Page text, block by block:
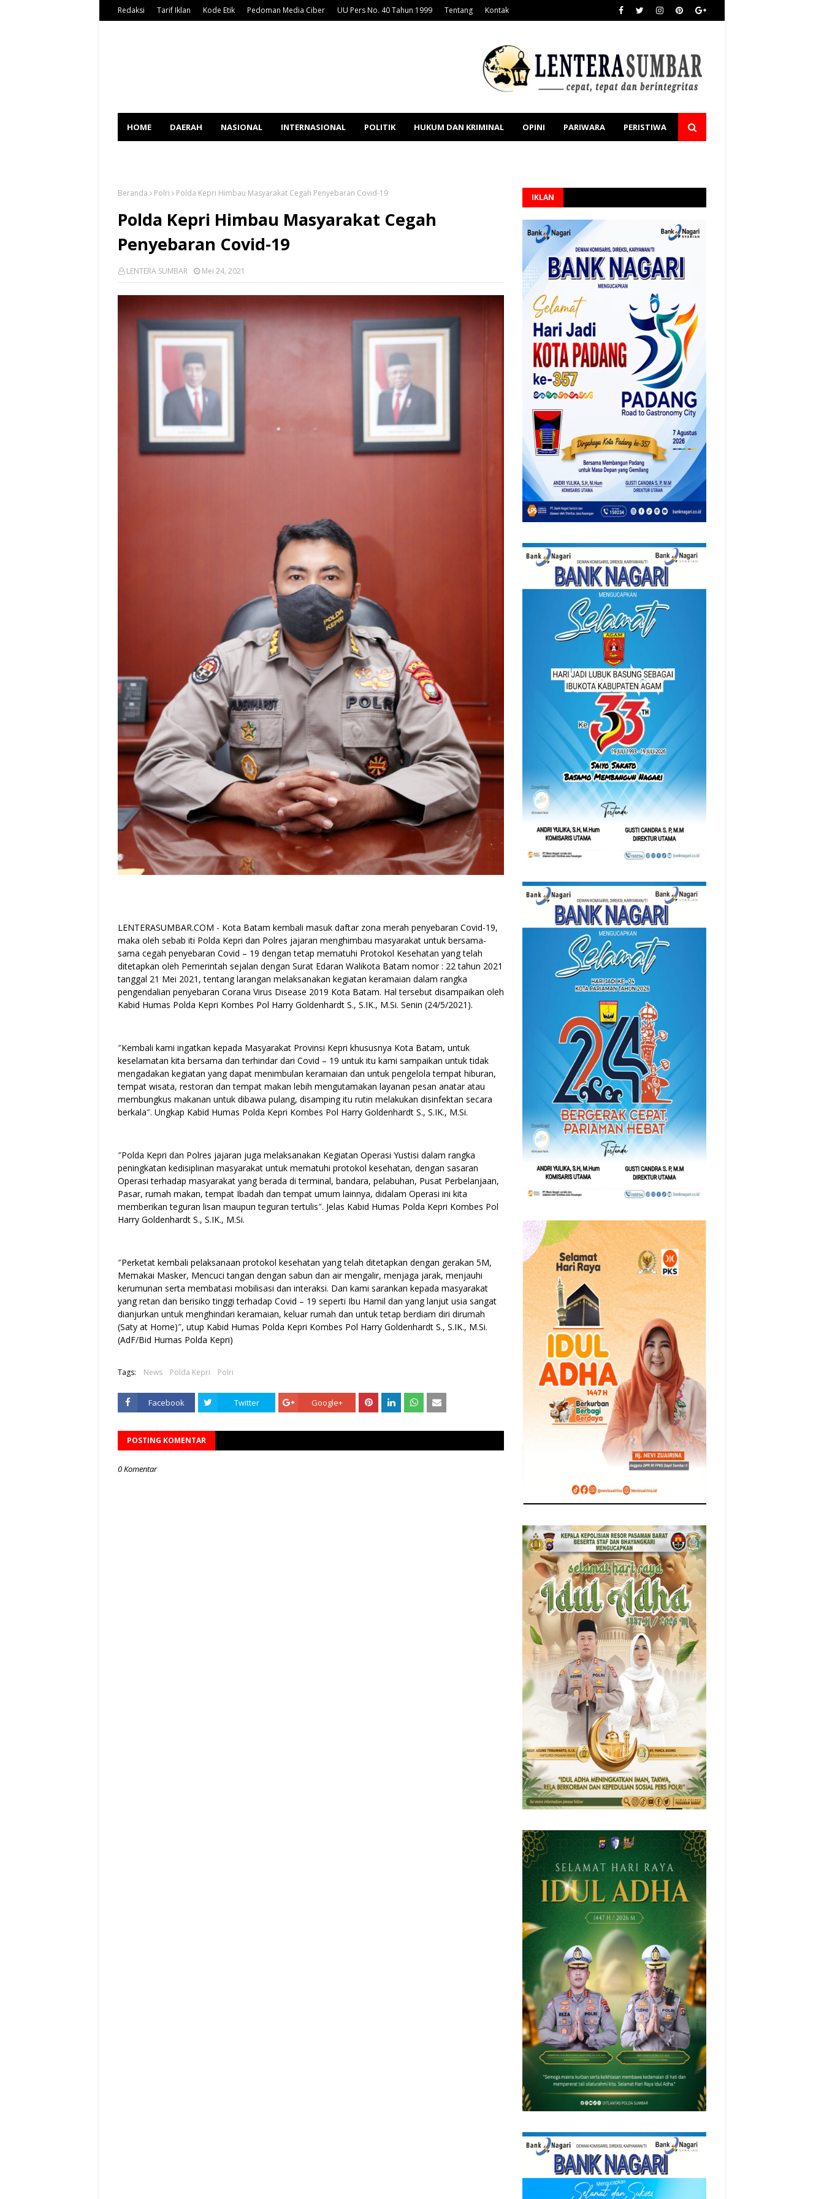
Redaksi Tarif Iklan Kode Etik Pedoman Media Ciber UU Pers No. 40 Tahun 1999 Tentang Kontak
HOME DAERAH NASIONAL INTERNASIONAL POLITIK HUKUM DAN KRIMINAL OPINI PARIWARA PERISTIWA
Beranda Polri Polda Kepri Himbau Masyarakat Cegah Penyebaran Covid-19
Polda Kepri Himbau Masyarakat Cegah
Penyebaran Covid-19
LENTERA SUMBAR Mei 24, 2021
LENTERASUMBAR.COM - Kota Batam kembali masuk daftar zona merah penyebaran Covid-19,
maka oleh sebab iti Polda Kepri dan Polres jajaran menghimbau masyarakat untuk bersama-
sama cegah penyebaran Covid – 19 dengan tetap mematuhi Protokol Kesehatan yang telah
ditetapkan oleh Pemerintah sejalan dengan Surat Edaran Walikota Batam nomor : 22 tahun 2021
tanggal 21 Mei 2021, tentang larangan melaksanakan kegiatan keramaian dalam rangka
pengendalian penyebaran Corana Virus Disease 2019 Kota Batam. Hal tersebut disampaikan oleh
Kabid Humas Polda Kepri Kombes Pol Harry Goldenhardt S., S.IK., M.Si. Senin (24/5/2021).
″Kembali kami ingatkan kepada Masyarakat Provinsi Kepri khususnya Kota Batam, untuk
keselamatan kita bersama dan terhindar dari Covid – 19 untuk itu kami sampaikan untuk tidak
mengadakan kegiatan yang dapat menimbulan keramaian dan untuk pengelola tempat hiburan,
tempat wisata, restoran dan tempat makan lebih mengutamakan layanan pesan anatar atau
membungkus makanan untuk dibawa pulang, disamping itu rutin melakukan disinfektan secara
berkala″. Ungkap Kabid Humas Polda Kepri Kombes Pol Harry Goldenhardt S., S.IK., M.Si.
″Polda Kepri dan Polres jajaran juga melaksanakan Kegiatan Operasi Yustisi dalam rangka
peningkatan kedisiplinan masyarakat untuk mematuhi protokol kesehatan, dengan sasaran
Operasi terhadap masyarakat yang berada di terminal, bandara, pelabuhan, Pusat Perbelanjaan,
Pasar, rumah makan, tempat Ibadah dan tempat umum lainnya, didalam Operasi ini kita
memberikan teguran lisan maupun teguran tertulis″. Jelas Kabid Humas Polda Kepri Kombes Pol
Harry Goldenhardt S., S.IK., M.Si.
″Perketat kembali pelaksanaan protokol kesehatan yang telah ditetapkan dengan gerakan 5M,
Memakai Masker, Mencuci tangan dengan sabun dan air mengalir, menjaga jarak, menjauhi
kerumunan serta membatasi mobilisasi dan interaksi. Dan kami sarankan kepada masyarakat
yang retan dan berisiko tinggi terhadap Covid – 19 seperti Ibu Hamil dan yang lanjut usia sangat
dianjurkan untuk menghindari keramaian, keluar rumah dan untuk tetap berdiam diri dirumah
(Saty at Home)″, utup Kabid Humas Polda Kepri Kombes Pol Harry Goldenhardt S., S.IK., M.Si.
(AdF/Bid Humas Polda Kepri)
Tags: News Polda Kepri Polri
Facebook Twitter Google+
POSTING KOMENTAR
0 Komentar
IKLAN